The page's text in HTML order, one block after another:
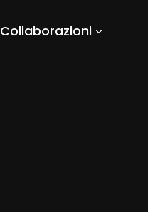
Collaborazioni